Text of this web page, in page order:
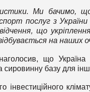
Ми бачимо,
послуг з України
що
на наших
що
базу для